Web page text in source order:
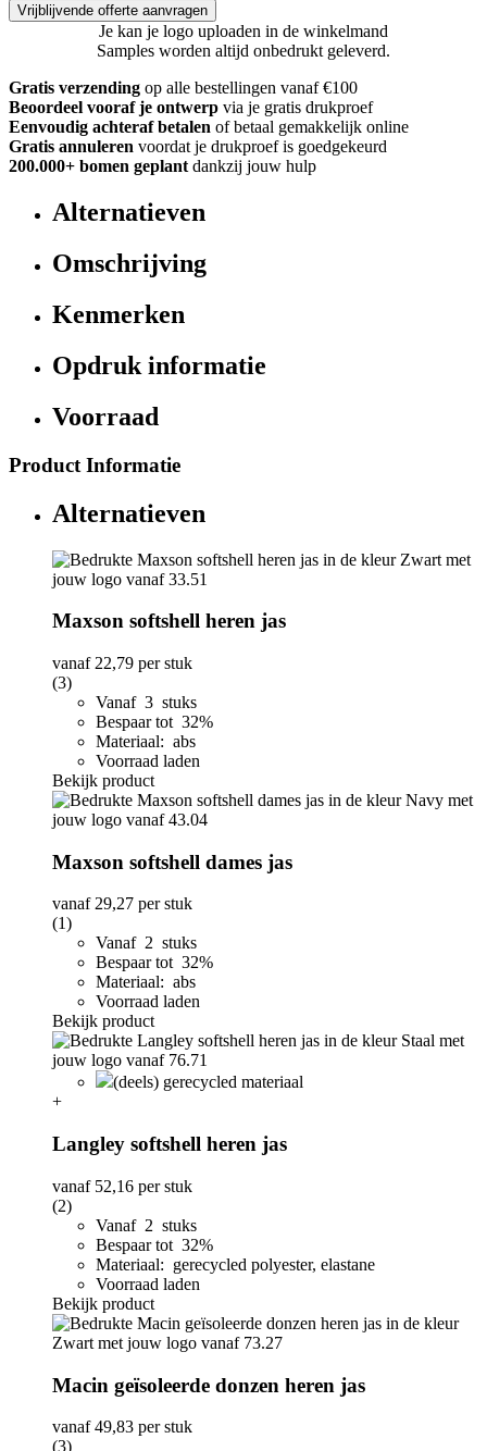
Vrijblijvende offerte aanvragen
Je kan je logo uploaden in de winkelmand
Samples worden altijd onbedrukt geleverd.
Gratis verzending op alle bestellingen vanaf €100
Beoordeel vooraf je ontwerp via je gratis drukproef
Eenvoudig achteraf betalen of betaal gemakkelijk online
Gratis annuleren voordat je drukproef is goedgekeurd
200.000+ bomen geplant dankzij jouw hulp
Alternatieven
Omschrijving
Kenmerken
Opdruk informatie
Voorraad
Product Informatie
Alternatieven
Maxson softshell heren jas
vanaf 22,79 per stuk
(3)
Vanaf 3 stuks
Bespaar tot 32%
Materiaal: abs
Voorraad laden
Bekijk product
Maxson softshell dames jas
vanaf29,27 per stuk
(1)
Vanaf 2 stuks
Bespaar tot 32%
Materiaal: abs
Voorraad laden
Bekijk product
(deels) gerecycled materiaal
+
Langley softshell heren jas
vanaf 52,16 per stuk
(2)
Vanaf 2 stuks
Bespaar tot 32%
Materiaal: gerecycled polyester, elastane
Voorraad laden
Bekijk product
Macin geïsoleerde donzen heren jas
vanaf49,83 per stuk
(3)